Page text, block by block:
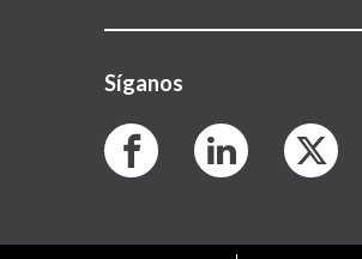
Síganos